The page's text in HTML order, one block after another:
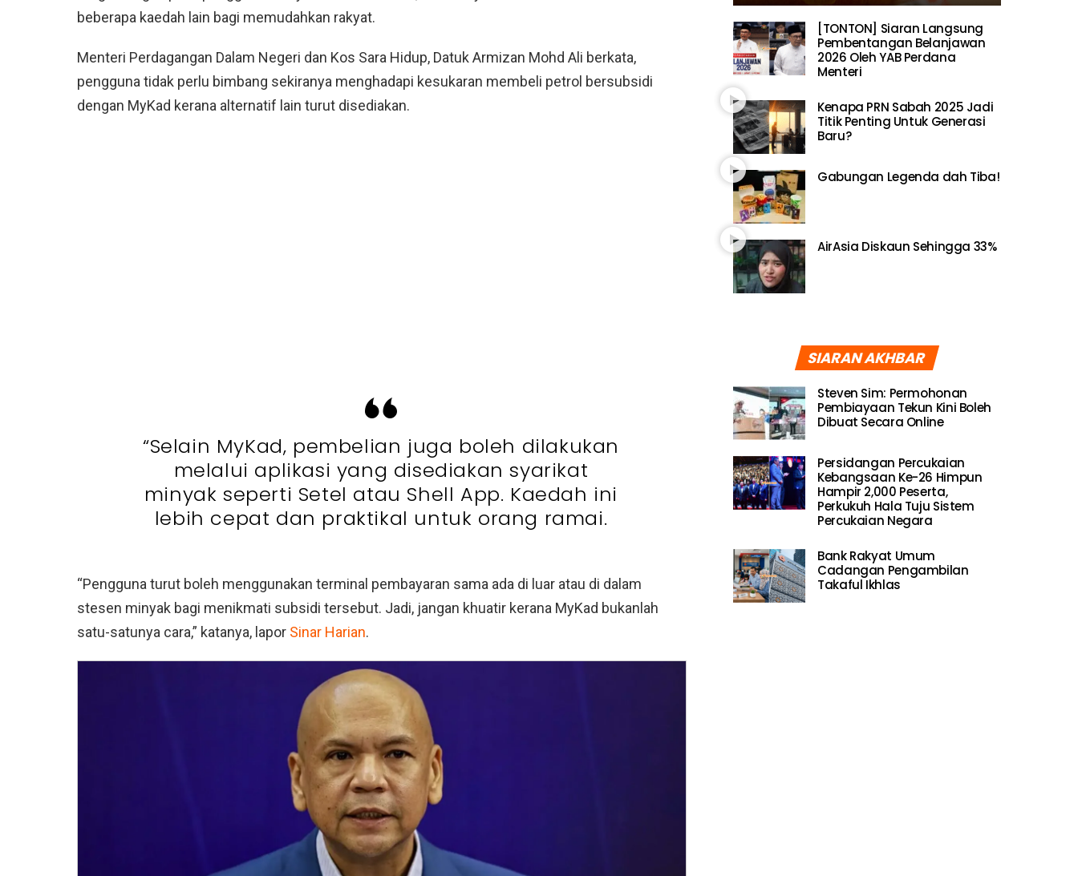
beberapa kaedah lain bagi memudahkan rakyat.
Menteri Perdagangan Dalam Negeri dan Kos Sara Hidup, Datuk Armizan Mohd Ali berkata,
pengguna tidak perlu bimbang sekiranya menghadapi kesukaran membeli petrol bersubsidi
dengan MyKad kerana alternatif lain turut disediakan.
“Selain MyKad, pembelian juga boleh dilakukan
melalui aplikasi yang disediakan syarikat
minyak seperti Setel atau Shell App. Kaedah ini
lebih cepat dan praktikal untuk orang ramai.
“Pengguna turut boleh menggunakan terminal pembayaran sama ada di luar atau di dalam
stesen minyak bagi menikmati subsidi tersebut. Jadi, jangan khuatir kerana MyKad bukanlah
satu-satunya cara,” katanya, lapor Sinar Harian.
[TONTON] Siaran Langsung
Pembentangan Belanjawan
2026 Oleh YAB Perdana
Menteri
Kenapa PRN Sabah 2025 Jadi
Titik Penting Untuk Generasi
Baru?
Gabungan Legenda dah Tiba!
AirAsia Diskaun Sehingga 33%
SIARAN AKHBAR
Steven Sim: Permohonan
Pembiayaan Tekun Kini Boleh
Dibuat Secara Online
Persidangan Percukaian
Kebangsaan Ke-26 Himpun
Hampir 2,000 Peserta,
Perkukuh Hala Tuju Sistem
Percukaian Negara
Bank Rakyat Umum
Cadangan Pengambilan
Takaful Ikhlas